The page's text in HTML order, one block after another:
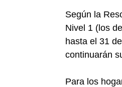
Según la
Nivel 1 (los
hasta el 31
continuarán
Para los